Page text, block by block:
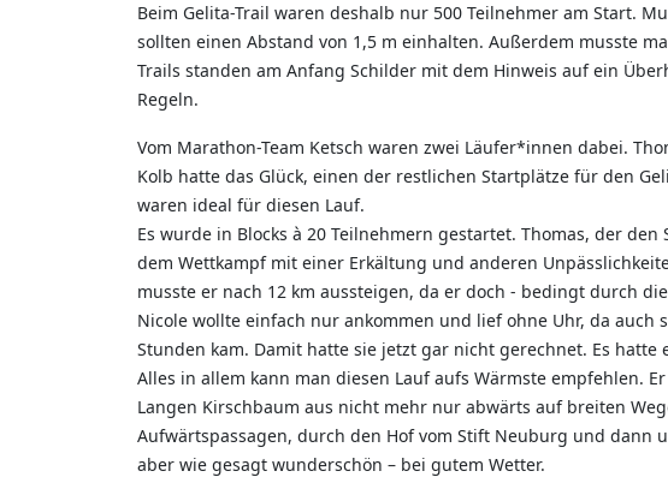
Beim Gelita-Trail waren deshalb nur 500 Teilnehmer am Start.
sollten einen Abstand von 1,5 m einhalten. Außerdem musste
Trails standen am Anfang Schilder mit dem Hinweis auf ein
Regeln.
Vom Marathon-Team Ketsch waren zwei Läufer*innen dabei.
Kolb hatte das Glück, einen der restlichen Startplätze für den
waren ideal für diesen Lauf.
Es wurde in Blocks à 20 Teilnehmern gestartet. Thomas, der
dem Wettkampf mit einer Erkältung und anderen
musste er nach 12 km aussteigen, da er doch - bedingt durch
Nicole wollte einfach nur ankommen und lief ohne Uhr, da auch
Stunden kam. Damit hatte sie jetzt gar nicht gerechnet. Es
Alles in allem kann man diesen Lauf aufs Wärmste empfehlen.
Langen Kirschbaum aus nicht mehr nur abwärts auf breiten
Aufwärtspassagen, durch den Hof vom Stift Neuburg und
aber wie gesagt wunderschön – bei gutem Wetter.